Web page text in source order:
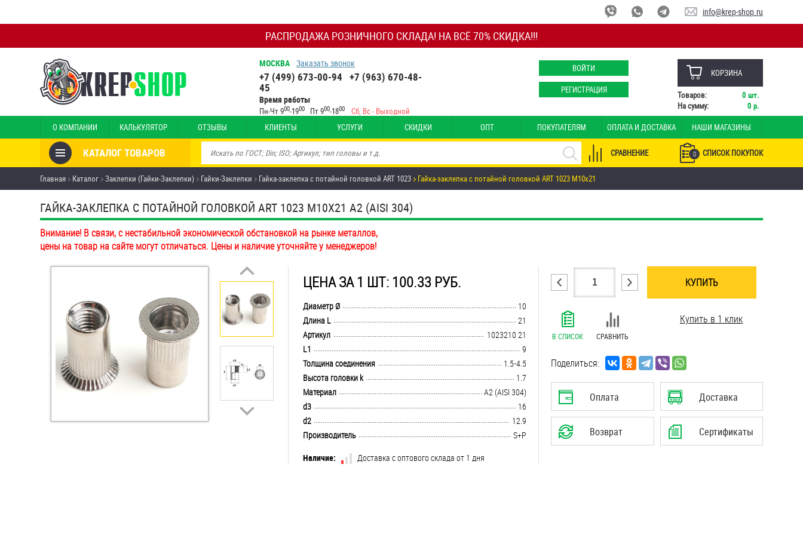
РАСПРОДАЖА РОЗНИЧНОГО СКЛАДА! НА ВСЁ 70% СКИДКА!!!
info@krep-shop.ru
МОСКВА Заказать звонок
+7 (499) 673-00-94 +7 (963) 670-48-
45
Время работы
Пн-Чт 900-1900 Пт 900-1800 Сб, Вс - Выходной
ВОЙТИ
РЕГИСТРАЦИЯ
КОРЗИНА
Товаров: 0 шт.
На сумму:
0 р.
О КОМПАНИИ КАЛЬКУЛЯТОР ОТЗЫВЫ КЛИЕНТЫ УСЛУГИ СКИДКИ ОПТ ПОКУПАТЕЛЯМ ОПЛАТА И ДОСТАВКА НАШИ МАГАЗИНЫ
КАТАЛОГ ТОВАРОВ 0 СПИСОК ПОКУПОК
СРАВНЕНИЕ
Товары со скидкой
Анкеры
Антивандальный крепёж,
инструмент
Болты и винты
Гайки
Дюбели
Дюймовый крепёж
Заклепки (Гайки-Заклепки)
Главная Каталог Заклепки (Гайки-Заклепки) Гайки-Заклепки Гайка-заклепка с потайной головкой ART 1023 Гайка-заклепка с потайной головкой ART 1023 М10х21
ГАЙКА-ЗАКЛЕПКА С ПОТАЙНОЙ ГОЛОВКОЙ ART 1023 М10Х21 А2 (AISI 304)
Внимание! В связи, с нестабильной экономической обстановкой на рынке металлов,
цены на товар на сайте могут отличаться. Цены и наличие уточняйте у менеджеров!
ЦЕНА ЗА 1 ШТ: 100.33 РУБ.
........................................................................................................................................................................................................
Диаметр Ø
10
........................................................................................................................................................................................................
Длина L
21
........................................................................................................................................................................................................
Артикул
1023210 21
........................................................................................................................................................................................................
L1
9
........................................................................................................................................................................................................
Толщина соединения
1.5-4.5
........................................................................................................................................................................................................
Высота головки k
1.7
........................................................................................................................................................................................................
Материал
А2 (AISI 304)
........................................................................................................................................................................................................
d3
16
........................................................................................................................................................................................................
d2
12.9
........................................................................................................................................................................................................
Производитель
S+P
Наличие:
Доставка с оптового склада от 1 дня
КУПИТЬ
В СПИСОК СРАВНИТЬ
Купить в 1 клик
Поделиться:
Оплата Доставка
Возврат Сертификаты